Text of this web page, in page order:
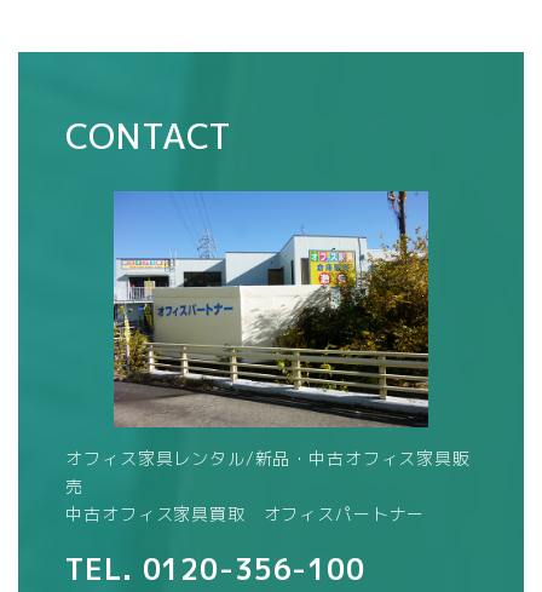
CONTACT
オフィス家具レンタル/新品・中古オフィス家具販
売
中古オフィス家具買取 オフィスパートナー
TEL. 0120-356-100